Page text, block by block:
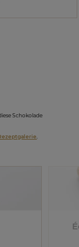
Schokolade
.